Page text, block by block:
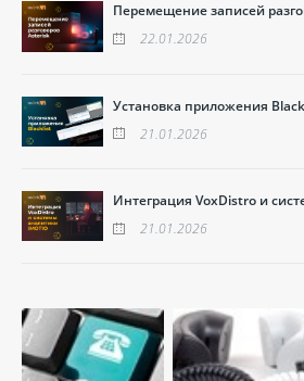
Перемещение записей
22.01.2026
Установка приложения
21.01.2026
Интеграция VoxDistro и
21.01.2026